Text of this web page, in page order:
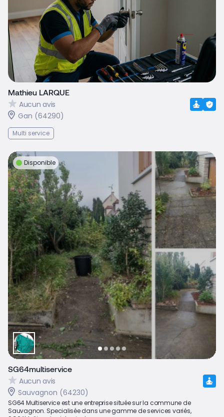
Mathieu LARQUE
Aucun avis
Gan (64290)
Multi service
Disponible
SG64multiservice
Aucun avis
Sauvagnon (64230)
SG64 Multiservice est une entreprise située sur la commune de
Sauvagnon. Specialisée dans une gamme de services variés,